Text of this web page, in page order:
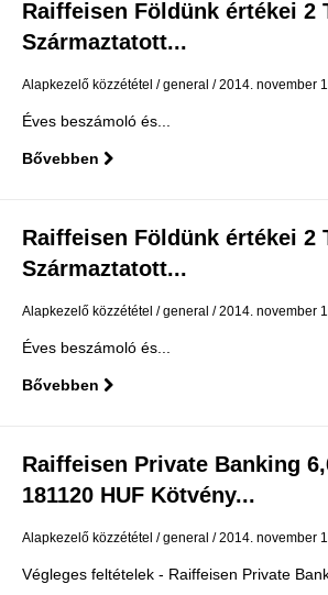
Raiffeisen Földünk értékei 2
Származtatott...
Alapkezelő közzététel general 2014. november
Éves beszámoló és...
Bővebben
Raiffeisen Földünk értékei 2
Származtatott...
Alapkezelő közzététel general 2014. november
Éves beszámoló és...
Bővebben
Raiffeisen Private Banking
181120 HUF Kötvény...
Alapkezelő közzététel general 2014. november
Végleges feltételek - Raiffeisen Private